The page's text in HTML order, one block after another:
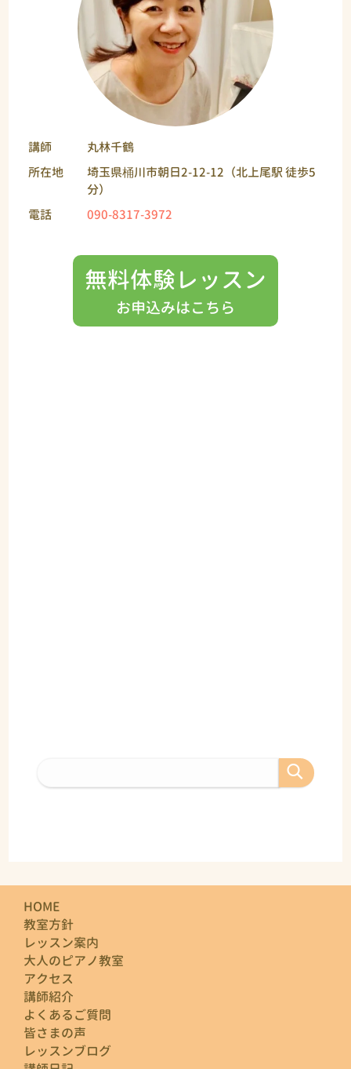
講師
丸林千鶴
所在地
埼玉県桶川市朝日2-12-12（北上尾駅 徒歩5
分）
電話
090-8317-3972
無料体験レッスン
お申込みはこちら
HOME
教室方針
レッスン案内
大人のピアノ教室
アクセス
講師紹介
よくあるご質問
皆さまの声
レッスンブログ